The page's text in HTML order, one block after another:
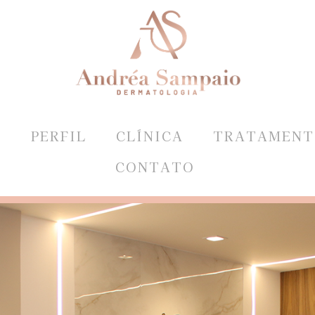
PERFIL CLÍNICA
CONTATO